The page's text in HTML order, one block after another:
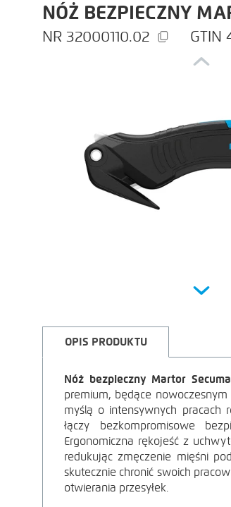
NÓŻ BEZPIECZNY
32000110.02
Previous
Next
OPIS PRODUKTU
OPIS
PRODUKTU
Nóż bezpieczny Martor
premium, będące
myślą o intensywnych pracach
łączy bezkompromisowe
Ergonomiczna rękojeść z
redukując zmęczenie mięśni
skutecznie chronić swoich
otwierania przesyłek.